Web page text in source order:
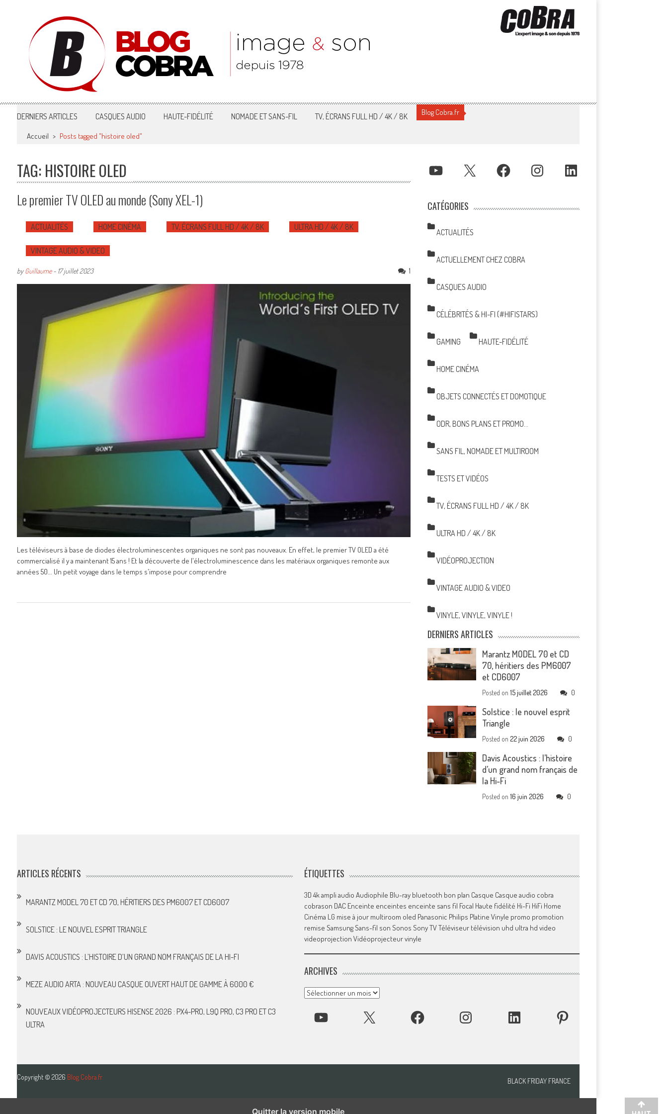
Blog Cobra
Toute l'actu Image & Son !
DERNIERS ARTICLES CASQUES AUDIO HAUTE-FIDÉLITÉ NOMADE ET SANS-FIL TV, ÉCRANS FULL HD / 4K / 8K Blog Cobra.fr
Accueil > Posts tagged "histoire oled"
TAG: HISTOIRE OLED
Le premier TV OLED au monde (Sony XEL-1)
ACTUALITÉS HOME CINÉMA TV, ÉCRANS FULL HD / 4K / 8K ULTRA HD / 4K / 8K
VINTAGE AUDIO & VIDEO
byGuillaume- 17 juillet 2023 1
Les téléviseurs à base de diodes électroluminescentes organiques ne sont pas nouveaux. En effet, le premier TV OLED a été
commercialisé il y a maintenant 15 ans ! Et la découverte de l'électroluminescence dans les matériaux organiques remonte aux
années 50... Un petit voyage dans le temps s'impose pour comprendre
YOUTUBE X FACEBOOK INSTAGRAM LINKEDIN
CATÉGORIES
ACTUALITÉS
ACTUELLEMENT CHEZ COBRA
CASQUES AUDIO
CÉLÉBRITÉS & HI-FI (#HIFISTARS)
GAMING HAUTE-FIDÉLITÉ
HOME CINÉMA
OBJETS CONNECTÉS ET DOMOTIQUE
ODR, BONS PLANS ET PROMO…
SANS FIL, NOMADE ET MULTIROOM
TESTS ET VIDÉOS
TV, ÉCRANS FULL HD / 4K / 8K
ULTRA HD / 4K / 8K
VIDÉOPROJECTION
VINTAGE AUDIO & VIDEO
VINYLE, VINYLE, VINYLE !
DERNIERS ARTICLES
Marantz MODEL 70 et CD
70, héritiers des PM6007
et CD6007
Posted on15 juillet 2026 0
Solstice : le nouvel esprit
Triangle
Posted on22 juin 2026 0
Davis Acoustics : l’histoire
d’un grand nom français de
la Hi-Fi
Posted on16 juin 2026 0
ARTICLES RÉCENTS
MARANTZ MODEL 70 ET CD 70, HÉRITIERS DES PM6007 ET CD6007
SOLSTICE : LE NOUVEL ESPRIT TRIANGLE
DAVIS ACOUSTICS : L’HISTOIRE D’UN GRAND NOM FRANÇAIS DE LA HI-FI
MEZE AUDIO ARTA : NOUVEAU CASQUE OUVERT HAUT DE GAMME À 6000 €
NOUVEAUX VIDÉOPROJECTEURS HISENSE 2026 : PX4-PRO, L9Q PRO, C3 PRO ET C3
ULTRA
ÉTIQUETTES
3D 4kampli audio Audiophile Blu-ray bluetooth bon plan Casque Casque audio cobra
cobrason DAC Enceinte enceintes enceinte sans fil Focal Haute fidélité Hi-Fi HiFi Home
Cinéma LG mise à jour multiroom oled Panasonic Philips Platine Vinyle promo promotion
remise SamsungSans-fil son Sonos SonyTVTéléviseur télévision uhd ultra hd video
videoprojection Vidéoprojecteurvinyle
ARCHIVES
Archives
YOUTUBE FACEBOOK INSTAGRAM LINKEDIN PINTEREST
Copyright © 2026 Blog Cobra.fr BLACK FRIDAY FRANCE
Quitter la version mobile